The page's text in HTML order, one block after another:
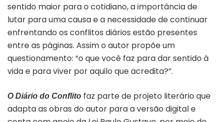
sentido maior para o cotidiano, a importância de
lutar para uma causa e a necessidade de continuar
enfrentando os conflitos diários estão presentes
entre as páginas. Assim o autor propõe um
questionamento: “o que você faz para dar sentido à
vida e para viver por aquilo que acredita?”.
O Diário do Conflito faz parte de projeto literário que
adapta as obras do autor para a versão digital e